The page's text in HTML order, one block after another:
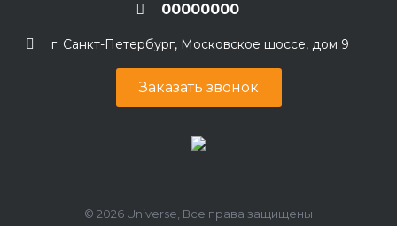
00000000
г. Санкт-Петербург, Московское шоссе, дом 9
Заказать звонок
© 2026 Universe, Все права защищены